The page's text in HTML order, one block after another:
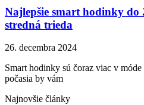
Najlepšie smart hodinky do
stredná trieda
26. decembra 2024
Smart hodinky sú čoraz viac v
počasia by vám
Najnovšie články